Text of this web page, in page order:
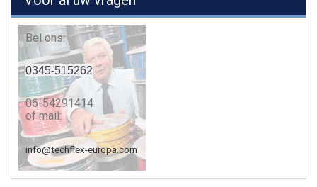
Bel ons:
0345-515262
06-54291414
of mail:
info@techflex-europa.com